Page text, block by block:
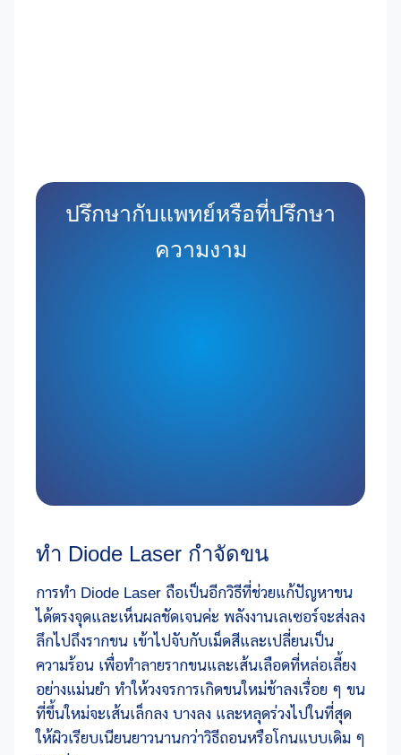
ปรึกษากับแพทย์หรือที่ปรึกษา
ความงาม
ทำ Diode Laser กำจัดขน
การทำ Diode Laser ถือเป็นอีกวิธีที่ช่วยแก้ปัญหาขน
ได้ตรงจุดและเห็นผลชัดเจนค่ะ พลังงานเลเซอร์จะส่งลง
ลึกไปถึงรากขน เข้าไปจับกับเม็ดสีและเปลี่ยนเป็น
ความร้อน เพื่อทำลายรากขนและเส้นเลือดที่หล่อเลี้ยง
อย่างแม่นยำ ทำให้วงจรการเกิดขนใหม่ช้าลงเรื่อย ๆ ขน
ที่ขึ้นใหม่จะเส้นเล็กลง บางลง และหลุดร่วงไปในที่สุด
ให้ผิวเรียบเนียนยาวนานกว่าวิธีถอนหรือโกนแบบเดิม ๆ